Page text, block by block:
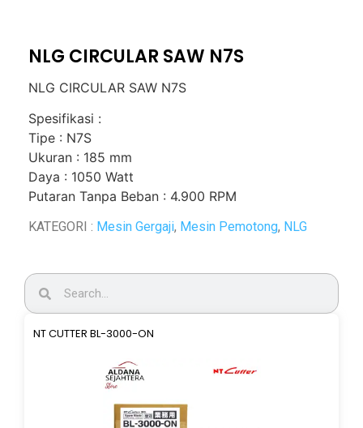
NLG CIRCULAR SAW N7S
NLG CIRCULAR SAW N7S
Spesifikasi :
Tipe : N7S
Ukuran : 185 mm
Daya : 1050 Watt
Putaran Tanpa Beban : 4.900 RPM
KATEGORI : Mesin Gergaji, Mesin Pemotong, NLG
NT CUTTER BL-3000-ON